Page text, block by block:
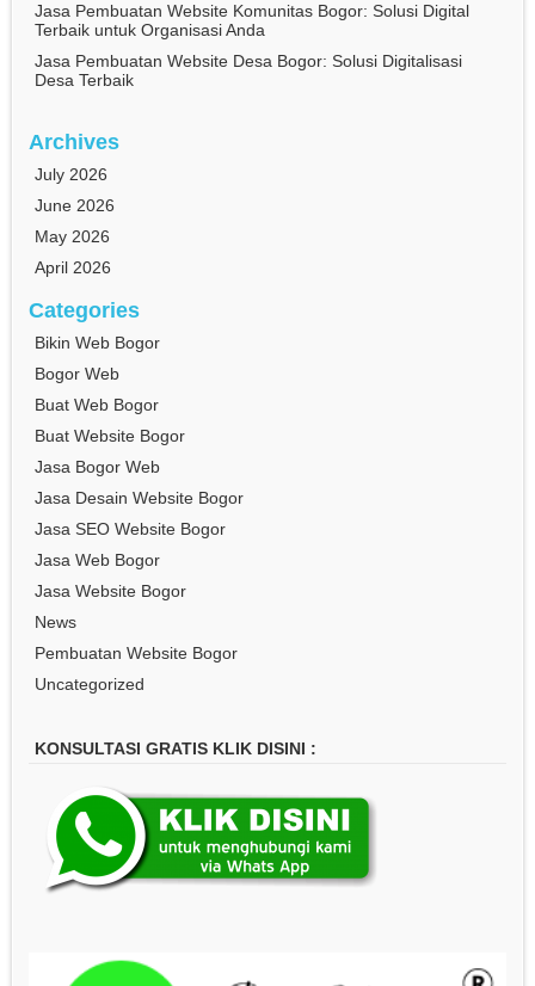
Jasa Pembuatan Website Komunitas Bogor: Solusi Digital
Terbaik untuk Organisasi Anda
Jasa Pembuatan Website Desa Bogor: Solusi Digitalisasi
Desa Terbaik
Archives
July 2026
June 2026
May 2026
April 2026
Categories
Bikin Web Bogor
Bogor Web
Buat Web Bogor
Buat Website Bogor
Jasa Bogor Web
Jasa Desain Website Bogor
Jasa SEO Website Bogor
Jasa Web Bogor
Jasa Website Bogor
News
Pembuatan Website Bogor
Uncategorized
KONSULTASI GRATIS KLIK DISINI :